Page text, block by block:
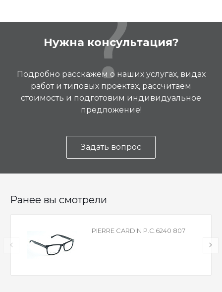
Нужна консультация?
Подробно расскажем о наших услугах, видах
работ и типовых проектах, рассчитаем
стоимость и подготовим индивидуальное
предложение!
Задать вопрос
Ранее вы смотрели
PIERRE CARDIN P.C.6240 807